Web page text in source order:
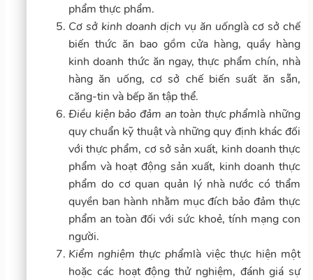
phẩm thực phẩm.
Cơ sở kinh doanh dịch vụ ăn uốnglà cơ sở chế
biến thức ăn bao gồm cửa hàng, quầy hàng
kinh doanh thức ăn ngay, thực phẩm chín, nhà
hàng ăn uống, cơ sở chế biến suất ăn sẵn,
căng-tin và bếp ăn tập thể.
Điều kiện bảo đảm an toàn thực phẩmlà những
quy chuẩn kỹ thuật và những quy định khác đối
với thực phẩm, cơ sở sản xuất, kinh doanh thực
phẩm và hoạt động sản xuất, kinh doanh thực
phẩm do cơ quan quản lý nhà nước có thẩm
quyền ban hành nhằm mục đích bảo đảm thực
phẩm an toàn đối với sức khoẻ, tính mạng con
người.
Kiểm nghiệm thực phẩmlà việc thực hiện một
hoặc các hoạt động thử nghiệm, đánh giá sự